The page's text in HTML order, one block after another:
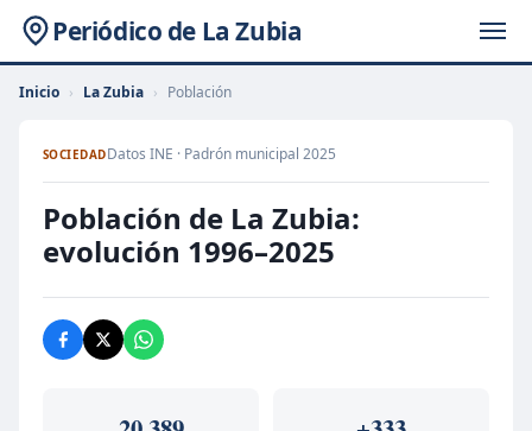
Periódico de La Zubia
Inicio › La Zubia › Población
SOCIEDADDatos INE · Padrón municipal 2025
Población de La Zubia:
evolución 1996–2025